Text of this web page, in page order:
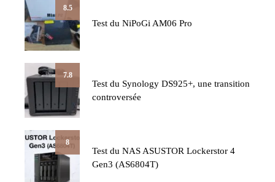
8.5
Test du NiPoGi AM06 Pro
7.8
Test du Synology DS925+, une transition
controversée
8
Test du NAS ASUSTOR Lockerstor 4
Gen3 (AS6804T)